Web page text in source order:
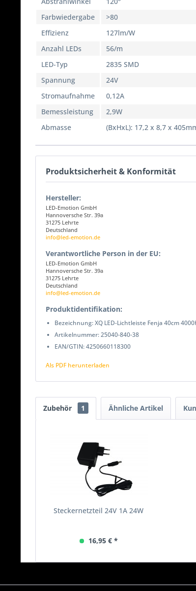
Farbwiedergabe
>80
Effizienz
127lm/W
Anzahl LEDs
56/m
LED-Typ
2835 SMD
Spannung
24V
Stromaufnahme
0,12A
Bemessleistung
2,9W
Abmasse
(BxHxL): 17,2 x 8,7 x
Produktsicherheit & Konformität
Hersteller:
LED-Emotion GmbH
Hannoversche Str. 39a
31275 Lehrte
Deutschland
info@led-emotion.de
Verantwortliche Person in der EU:
LED-Emotion GmbH
Hannoversche Str. 39a
31275 Lehrte
Deutschland
info@led-emotion.de
Produktidentifikation:
Bezeichnung: XQ LED-Lichtleiste Fenja 40cm
Artikelnummer: 25040-840-38
EAN/GTIN: 4250660118300
Als PDF herunterladen
Zubehör 1 Ähnliche Artikel
Steckernetzteil 24V 1A 24W
16,95 € *